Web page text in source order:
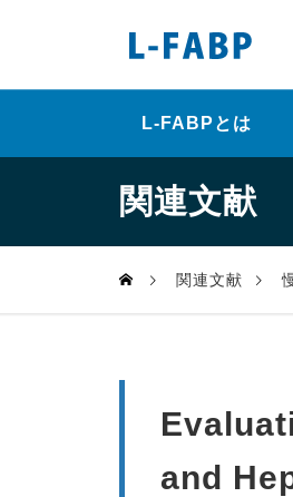
L-FABPとは
関連文献
関連文献
and